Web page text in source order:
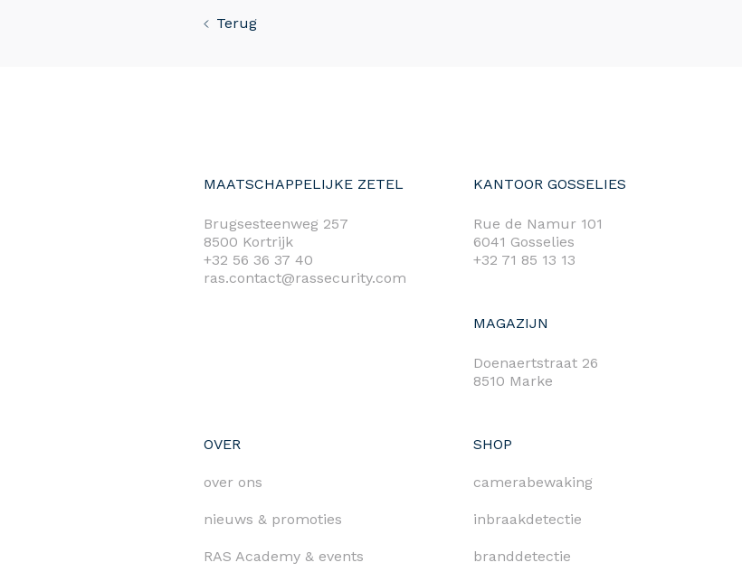
Terug
MAATSCHAPPELIJKE ZETEL
Brugsesteenweg 257
8500 Kortrijk
+32 56 36 37 40
ras.contact@rassecurity.com
KANTOOR GOSSELIES
Rue de Namur 101
6041 Gosselies
+32 71 85 13 13
MAGAZIJN
Doenaertstraat 26
8510 Marke
OVER
over ons
nieuws & promoties
RAS Academy & events
SHOP
camerabewaking
inbraakdetectie
branddetectie